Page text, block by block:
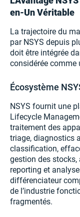
en-Un Véritable
La trajectoire du
par NSYS depuis
doit être intégrée
considérée comme
Écosystème
NSYS fournit une
Lifecycle
traitement des
triage, diagnostics
classification,
gestion des
reporting et
différenciateur
de l’industrie
fragmentés.